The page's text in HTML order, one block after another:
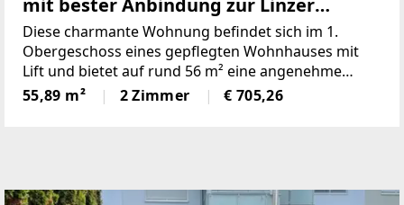
mit bester Anbindung zur Linzer
Landstraße
Diese charmante Wohnung befindet sich im 1.
Obergeschoss eines gepflegten Wohnhauses mit
Lift und bietet auf rund 56 m² eine angenehme
Raumaufteilung mit viel Potenzial. Beim Betreten
der Wohnung gelangt man in einen einladenden
55,89 m² 2 Zimmer € 705,26